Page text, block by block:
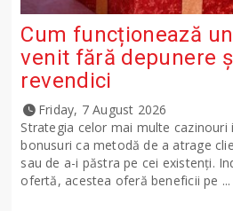
Cum funcționează
venit fără depunere
revendici
Friday, 7 August 2026
Strategia celor mai multe
bonusuri ca metodă de a atrage
sau de a-i păstra pe cei existenți.
ofertă, acestea oferă beneficii pe ...